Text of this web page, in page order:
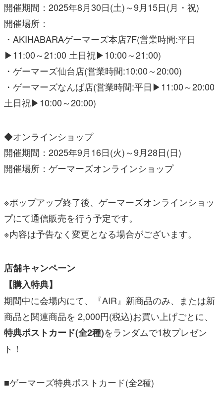
開催期間：2025年8月30日(土)～9月15日(月・祝)
開催場所：
・AKIHABARAゲーマーズ本店7F(営業時間:平日
▶11:00～21:00 土日祝▶10:00～21:00)
・ゲーマーズ仙台店(営業時間:10:00～20:00)
・ゲーマーズなんば店(営業時間:平日▶11:00～20:00
土日祝▶10:00～20:00)
◆オンラインショップ
開催期間：2025年9月16日(火)～9月28日(日)
開催場所：ゲーマーズオンラインショップ
※ポップアップ終了後、ゲーマーズオンラインショッ
プにて通信販売を行う予定です。
※内容は予告なく変更となる場合がございます。
店舗キャンペーン
【購入特典】
期間中に会場内にて、『AIR』新商品のみ、または新
商品と関連商品を 2,000円(税込)お買い上げごとに、
特典ポストカード(全2種)をランダムで1枚プレゼン
ト！
■ゲーマーズ特典ポストカード(全2種)